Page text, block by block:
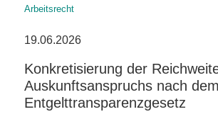
Arbeitsrecht
19.06.2026
Konkretisierung der
Auskunftsanspruchs nach dem
Entgelttransparenzgesetz